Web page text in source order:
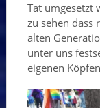
Tat umgesetzt
zu sehen dass
alten
unter uns
eigenen